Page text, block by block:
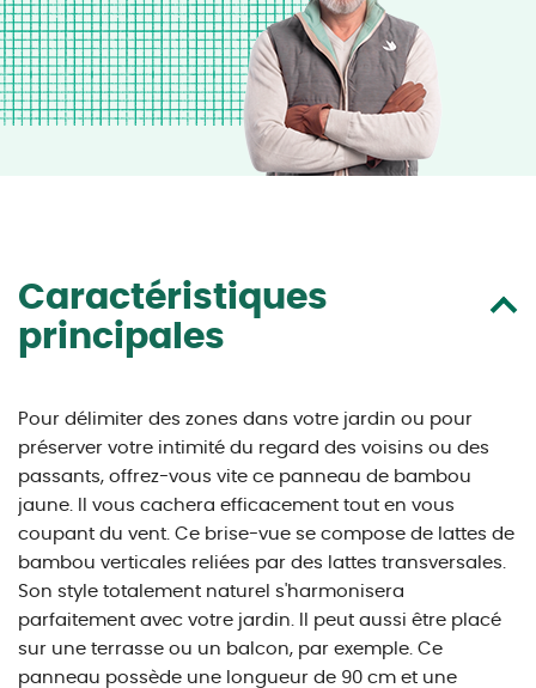
Caractéristiques
principales
Pour délimiter des zones dans votre jardin ou pour
préserver votre intimité du regard des voisins ou des
passants, offrez-vous vite ce panneau de bambou
jaune. Il vous cachera efficacement tout en vous
coupant du vent. Ce brise-vue se compose de lattes de
bambou verticales reliées par des lattes transversales.
Son style totalement naturel s'harmonisera
parfaitement avec votre jardin. Il peut aussi être placé
sur une terrasse ou un balcon, par exemple. Ce
panneau possède une longueur de 90 cm et une